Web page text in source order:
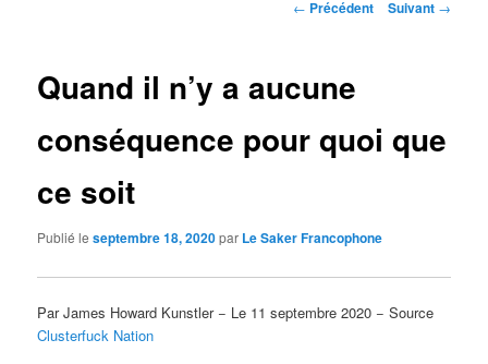
Navigation
← Précédent Suivant →
Quand il n’y a aucune
conséquence pour quoi que
ce soit
Publié leseptembre 18, 2020par Le Saker Francophone
Par James Howard Kunstler − Le 11 septembre 2020 − Source
Clusterfuck Nation